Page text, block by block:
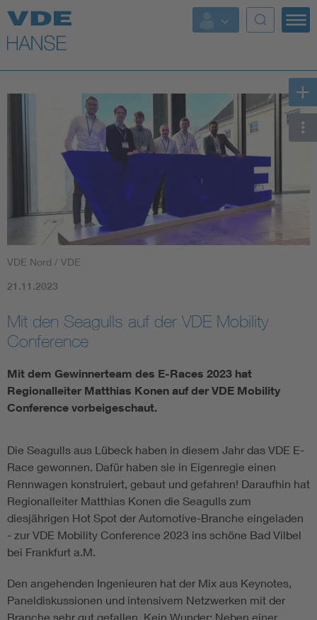
Top Themen
Weitere Themen
VDE Nord / VDE
21.11.2023
Mit den Seagulls auf der VDE Mobility
Conference
Mit dem Gewinnerteam des E-Races 2023 hat
Regionalleiter Matthias Konen auf der VDE Mobility
Conference vorbeigeschaut.
Die Seagulls aus Lübeck haben in diesem Jahr das VDE E-
Race gewonnen. Dafür haben sie in Eigenregie einen
Rennwagen konstruiert, gebaut und gefahren! Daraufhin hat
Regionalleiter Matthias Konen die Seagulls zum
diesjährigen Hot Spot der Automotive-Branche eingeladen
- zur VDE Mobility Conference 2023 ins schöne Bad Vilbel
bei Frankfurt a.M.
Den angehenden Ingenieuren hat der Mix aus Keynotes,
Paneldiskussionen und intensivem Netzwerken mit der
Branche sehr gut gefallen. Kein Wunder: Neben einer